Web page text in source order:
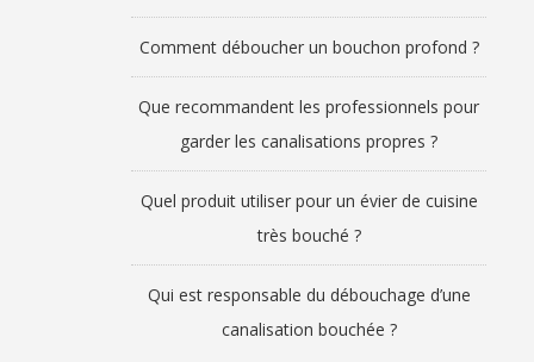
Comment déboucher un bouchon profond ?
Que recommandent les professionnels pour
garder les canalisations propres ?
Quel produit utiliser pour un évier de cuisine
très bouché ?
Qui est responsable du débouchage d’une
canalisation bouchée ?